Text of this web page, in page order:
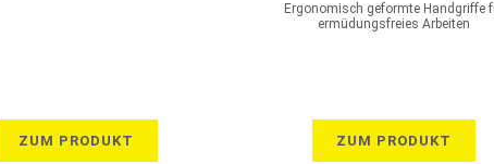
ZUM PRODUKT
Ergonomisch geformte Handgriffe
ermüdungsfreies Arbeiten
ZUM PRODUKT